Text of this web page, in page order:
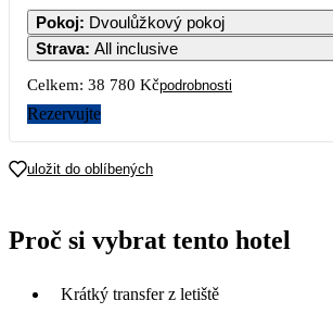
Pokoj: Dvoulůžkový pokoj
Strava: All inclusive
Celkem: 38 780 Kčpodrobnosti
Rezervujte
uložit do oblíbených
Proč si vybrat tento hotel
Krátký transfer z letiště